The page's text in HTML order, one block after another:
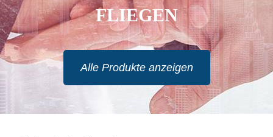
FLIEGEN
Alle Produkte anzeigen